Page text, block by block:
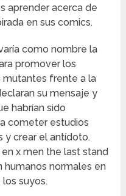
aprender acerca de
en sus comics.
como nombre la
promover los
mutantes frente a la
su mensaje y
habrían sido
cometer estudios
y crear el antídoto.
x men the last stand
humanos normales en
suyos.